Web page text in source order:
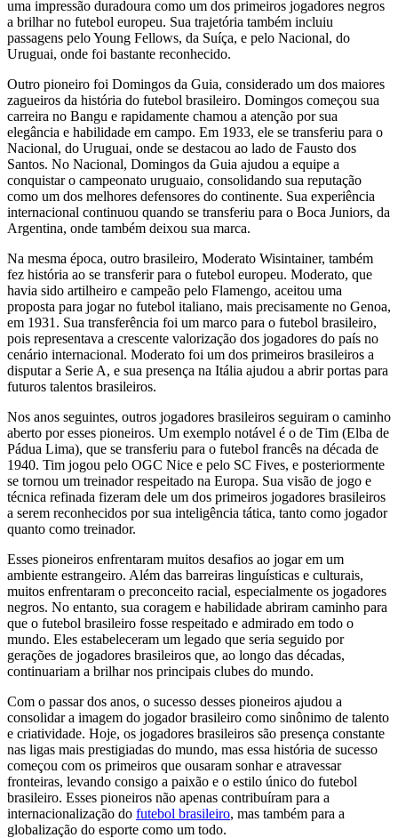
uma impressão duradoura como um dos primeiros jogadores negros
a brilhar no futebol europeu. Sua trajetória também incluiu
passagens pelo Young Fellows, da Suíça, e pelo Nacional, do
Uruguai, onde foi bastante reconhecido.
Outro pioneiro foi Domingos da Guia, considerado um dos maiores
zagueiros da história do futebol brasileiro. Domingos começou sua
carreira no Bangu e rapidamente chamou a atenção por sua
elegância e habilidade em campo. Em 1933, ele se transferiu para o
Nacional, do Uruguai, onde se destacou ao lado de Fausto dos
Santos. No Nacional, Domingos da Guia ajudou a equipe a
conquistar o campeonato uruguaio, consolidando sua reputação
como um dos melhores defensores do continente. Sua experiência
internacional continuou quando se transferiu para o Boca Juniors, da
Argentina, onde também deixou sua marca.
Na mesma época, outro brasileiro, Moderato Wisintainer, também
fez história ao se transferir para o futebol europeu. Moderato, que
havia sido artilheiro e campeão pelo Flamengo, aceitou uma
proposta para jogar no futebol italiano, mais precisamente no Genoa,
em 1931. Sua transferência foi um marco para o futebol brasileiro,
pois representava a crescente valorização dos jogadores do país no
cenário internacional. Moderato foi um dos primeiros brasileiros a
disputar a Serie A, e sua presença na Itália ajudou a abrir portas para
futuros talentos brasileiros.
Nos anos seguintes, outros jogadores brasileiros seguiram o caminho
aberto por esses pioneiros. Um exemplo notável é o de Tim (Elba de
Pádua Lima), que se transferiu para o futebol francês na década de
1940. Tim jogou pelo OGC Nice e pelo SC Fives, e posteriormente
se tornou um treinador respeitado na Europa. Sua visão de jogo e
técnica refinada fizeram dele um dos primeiros jogadores brasileiros
a serem reconhecidos por sua inteligência tática, tanto como jogador
quanto como treinador.
Esses pioneiros enfrentaram muitos desafios ao jogar em um
ambiente estrangeiro. Além das barreiras linguísticas e culturais,
muitos enfrentaram o preconceito racial, especialmente os jogadores
negros. No entanto, sua coragem e habilidade abriram caminho para
que o futebol brasileiro fosse respeitado e admirado em todo o
mundo. Eles estabeleceram um legado que seria seguido por
gerações de jogadores brasileiros que, ao longo das décadas,
continuariam a brilhar nos principais clubes do mundo.
Com o passar dos anos, o sucesso desses pioneiros ajudou a
consolidar a imagem do jogador brasileiro como sinônimo de talento
e criatividade. Hoje, os jogadores brasileiros são presença constante
nas ligas mais prestigiadas do mundo, mas essa história de sucesso
começou com os primeiros que ousaram sonhar e atravessar
fronteiras, levando consigo a paixão e o estilo único do futebol
brasileiro. Esses pioneiros não apenas contribuíram para a
internacionalização do futebol brasileiro, mas também para a
globalização do esporte como um todo.